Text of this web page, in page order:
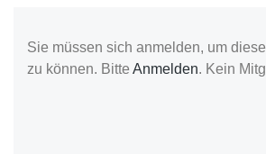
Sie müssen sich anmelden, um
zu können. Bitte Anmelden. Kein